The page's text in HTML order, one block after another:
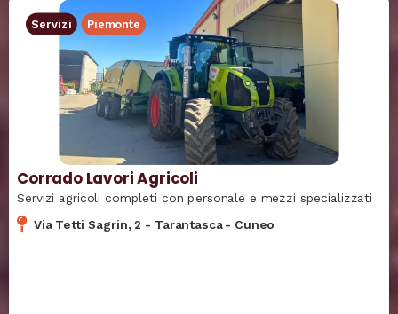
Servizi Piemonte
Corrado Lavori Agricoli
Servizi agricoli completi con personale e mezzi specializzati
Via Tetti Sagrin, 2 - Tarantasca - Cuneo